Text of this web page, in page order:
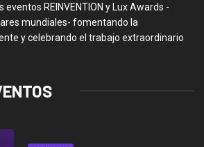
REINVENTION y Lux Awards -
mundiales- fomentando la
y celebrando el trabajo extraordinario